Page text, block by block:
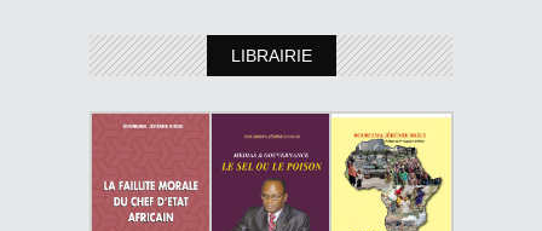
LIBRAIRIE